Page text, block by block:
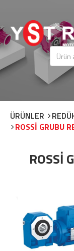
ÜRÜNLER
ROSSİ GRUBU
ROSSİ